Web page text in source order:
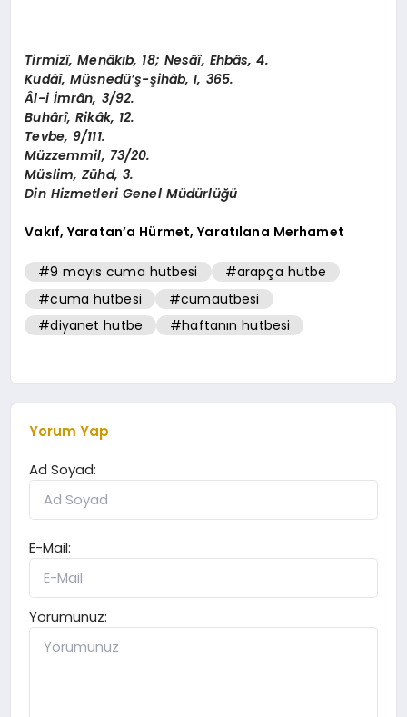
Tirmizî, Menâkıb, 18; Nesâî, Ehbâs, 4.
Kudâî, Müsnedü’ş-şihâb, I, 365.
Âl-i İmrân, 3/92.
Buhârî, Rikâk, 12.
Tevbe, 9/111.
Müzzemmil, 73/20.
Müslim, Zühd, 3.
Din Hizmetleri Genel Müdürlüğü
Vakıf, Yaratan’a Hürmet, Yaratılana Merhamet
#9 mayıs cuma hutbesi
#arapça hutbe
#cuma hutbesi
#cumautbesi
#diyanet hutbe
#haftanın hutbesi
Yorum Yap
Ad Soyad:
E-Mail:
Yorumunuz: